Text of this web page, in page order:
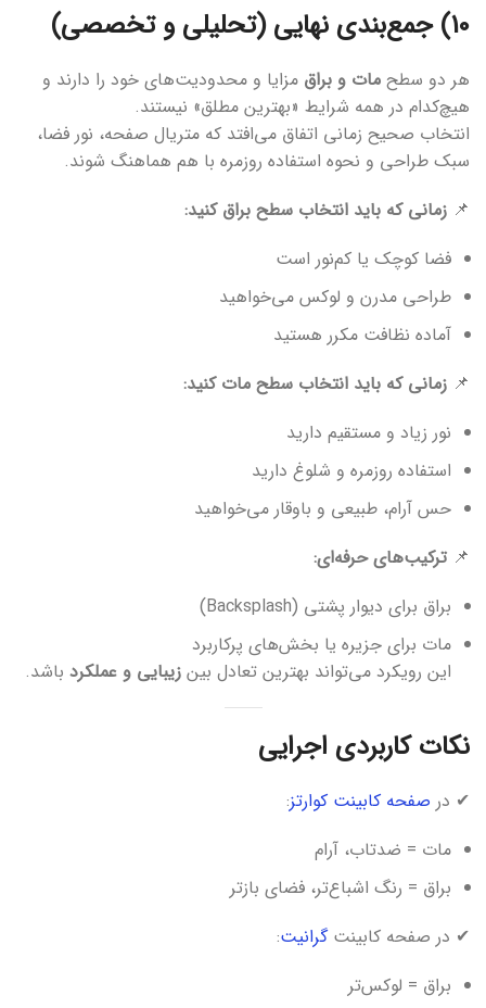
10) جمع‌بندی نهایی (تحلیلی و تخصصی)
هر دو سطح مات و براق مزایا و محدودیت‌های خود را دارند و
هیچ‌کدام در همه شرایط «بهترین مطلق» نیستند.
انتخاب صحیح زمانی اتفاق می‌افتد که متریال صفحه، نور فضا،
سبک طراحی و نحوه استفاده روزمره با هم هماهنگ شوند.
📌 زمانی که باید انتخاب سطح براق کنید:
فضا کوچک یا کم‌نور است
طراحی مدرن و لوکس می‌خواهید
آماده نظافت مکرر هستید
📌 زمانی که باید انتخاب سطح مات کنید:
نور زیاد و مستقیم دارید
استفاده روزمره و شلوغ دارید
حس آرام، طبیعی و باوقار می‌خواهید
📌 ترکیب‌های حرفه‌ای:
براق برای دیوار پشتی (Backsplash)
مات برای جزیره یا بخش‌های پرکاربرد
این رویکرد می‌تواند بهترین تعادل بین زیبایی و عملکرد باشد.
نکات کاربردی اجرایی
✔ در صفحه کابینت کوارتز:
مات = ضدتاب، آرام
براق = رنگ اشباع‌تر، فضای بازتر
✔ در صفحه کابینتگرانیت:
براق = لوکس‌تر